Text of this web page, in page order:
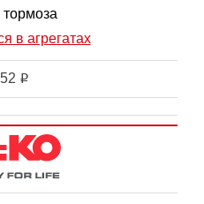
тормоза
в агрегатах
i